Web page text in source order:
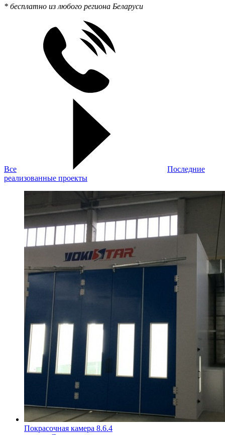
* бесплатно из любого региона Беларуси
Все
Последние
реализованные проекты
Покрасочная камера 8.6.4